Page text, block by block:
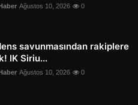
Ağustos 10, 2026 0
savunmasından rakiplere
IK Siriu...
Ağustos 10, 2026 0